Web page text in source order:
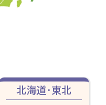
北海道･東北